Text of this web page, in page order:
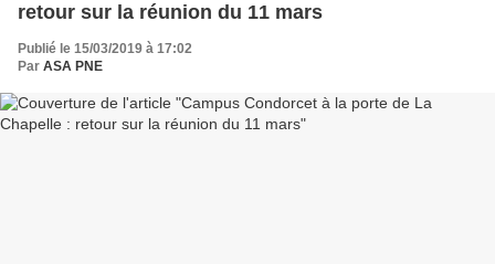
retour sur la réunion du 11 mars
Publié le 15/03/2019 à 17:02
Par ASA PNE